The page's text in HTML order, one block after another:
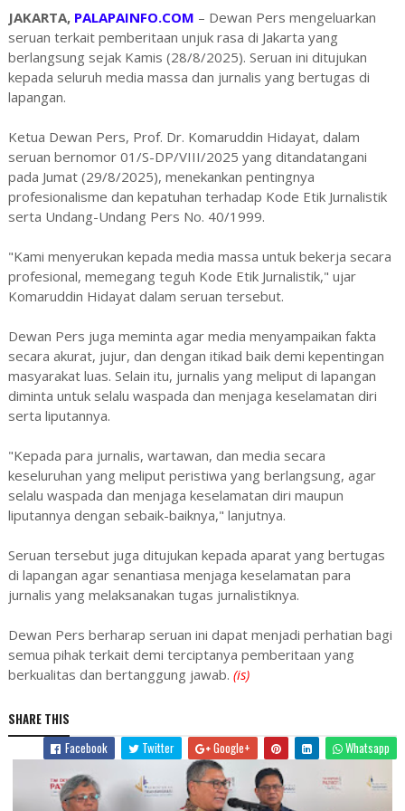
JAKARTA,PALAPAINFO.COM – Dewan Pers mengeluarkan
seruan terkait pemberitaan unjuk rasa di Jakarta yang
berlangsung sejak Kamis (28/8/2025). Seruan ini ditujukan
kepada seluruh media massa dan jurnalis yang bertugas di
lapangan.
Ketua Dewan Pers, Prof. Dr. Komaruddin Hidayat, dalam
seruan bernomor 01/S-DP/VIII/2025 yang ditandatangani
pada Jumat (29/8/2025), menekankan pentingnya
profesionalisme dan kepatuhan terhadap Kode Etik Jurnalistik
serta Undang-Undang Pers No. 40/1999.
"Kami menyerukan kepada media massa untuk bekerja secara
profesional, memegang teguh Kode Etik Jurnalistik," ujar
Komaruddin Hidayat dalam seruan tersebut.
Dewan Pers juga meminta agar media menyampaikan fakta
secara akurat, jujur, dan dengan itikad baik demi kepentingan
masyarakat luas. Selain itu, jurnalis yang meliput di lapangan
diminta untuk selalu waspada dan menjaga keselamatan diri
serta liputannya.
"Kepada para jurnalis, wartawan, dan media secara
keseluruhan yang meliput peristiwa yang berlangsung, agar
selalu waspada dan menjaga keselamatan diri maupun
liputannya dengan sebaik-baiknya," lanjutnya.
Seruan tersebut juga ditujukan kepada aparat yang bertugas
di lapangan agar senantiasa menjaga keselamatan para
jurnalis yang melaksanakan tugas jurnalistiknya.
Dewan Pers berharap seruan ini dapat menjadi perhatian bagi
semua pihak terkait demi terciptanya pemberitaan yang
berkualitas dan bertanggung jawab. (is)
SHARE THIS
Facebook
Twitter Google+ Whatsapp